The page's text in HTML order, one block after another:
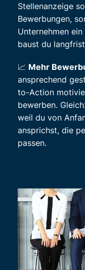
Stellenanzeige
Bewerbungen,
Unternehmen
baust du
📈 Mehr
ansprechend
to-Action
bewerben.
weil du von
ansprichst, die
passen.